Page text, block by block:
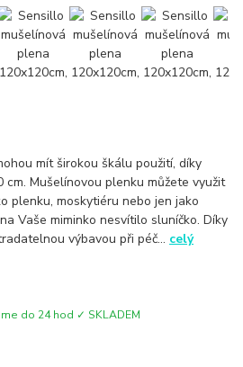
mít širokou škálu použití, díky
cm. Mušelínovou plenku můžete využit
plenku, moskytiéru nebo jen jako
Vaše miminko nesvítilo sluníčko. Díky
výbavou při péč... celý
do 24 hod ✓ SKLADEM